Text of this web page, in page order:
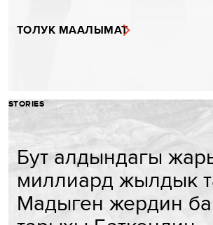
ТОЛУК МААЛЫМАТ
STORIES
Бут алдындагы
миллиард жылдык
Мадыген жердин